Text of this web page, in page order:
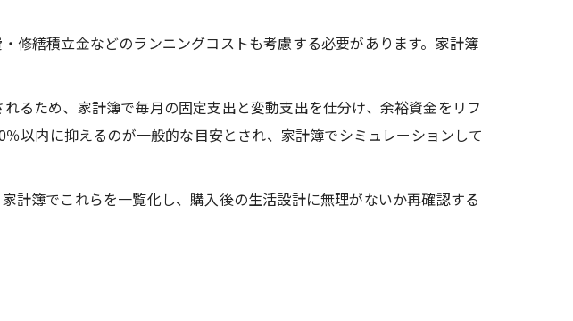
修繕積立金などのランニングコストも考慮する必要があります。家計簿
るため、家計簿で毎月の固定支出と変動支出を仕分け、余裕資金をリフ
以内に抑えるのが一般的な目安とされ、家計簿でシミュレーションして
計簿でこれらを一覧化し、購入後の生活設計に無理がないか再確認する